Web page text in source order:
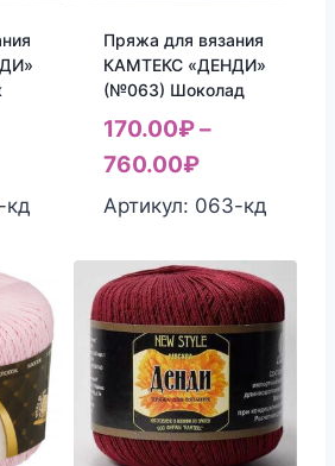
кд
Пряжа для вязания
КАМТЕКС «ДЕНДИ»
(№063) Шоколад
170.00₽–
760.00₽
Артикул: 063-кд